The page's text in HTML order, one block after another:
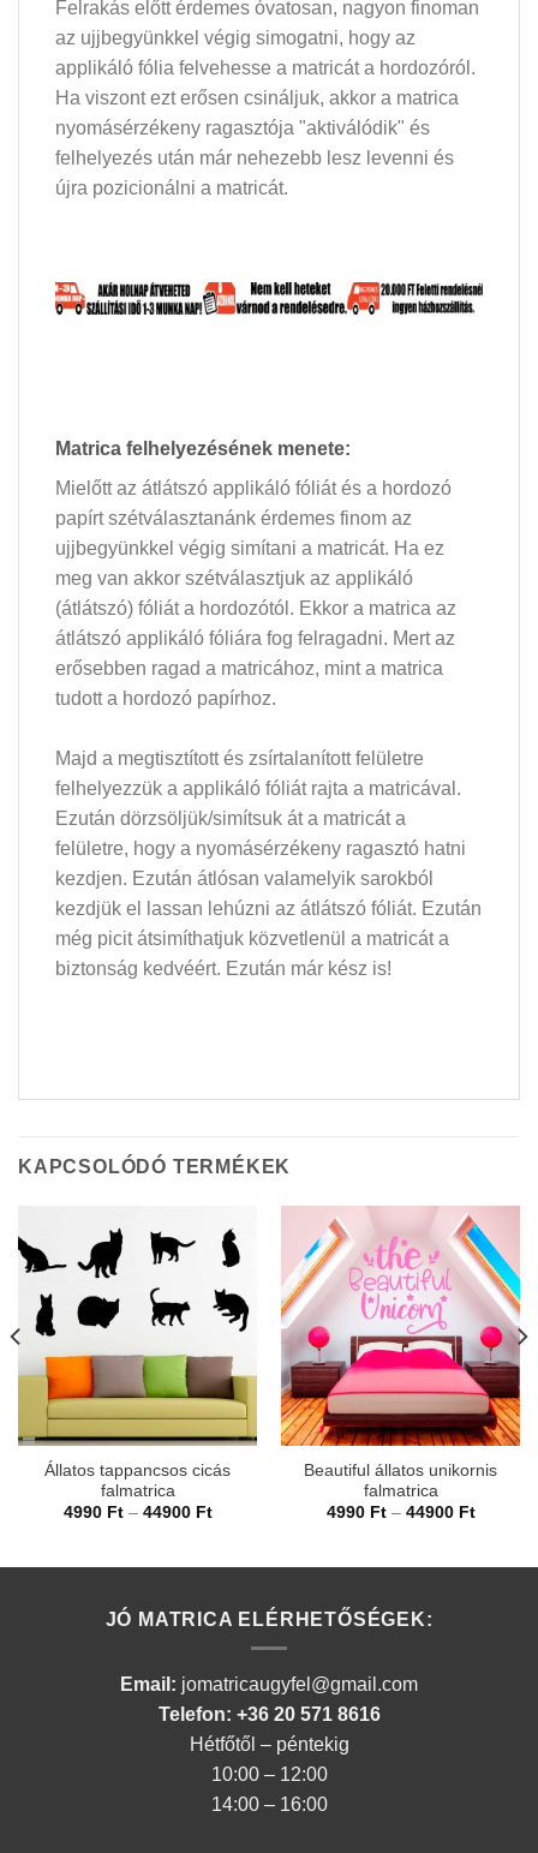
Felrakás előtt érdemes óvatosan, nagyon finoman
az ujjbegyünkkel végig simogatni, hogy az
applikáló fólia felvehesse a matricát a hordozóról.
Ha viszont ezt erősen csináljuk, akkor a matrica
nyomásérzékeny ragasztója "aktiválódik" és
felhelyezés után már nehezebb lesz levenni és
újra pozicionálni a matricát.
Matrica felhelyezésének menete:
Mielőtt az átlátszó applikáló fóliát és a hordozó
papírt szétválasztanánk érdemes finom az
ujjbegyünkkel végig simítani a matricát. Ha ez
meg van akkor szétválasztjuk az applikáló
(átlátszó) fóliát a hordozótól. Ekkor a matrica az
átlátszó applikáló fóliára fog felragadni. Mert az
erősebben ragad a matricához, mint a matrica
tudott a hordozó papírhoz.
Majd a megtisztított és zsírtalanított felületre
felhelyezzük a applikáló fóliát rajta a matricával.
Ezután dörzsöljük/simítsuk át a matricát a
felületre, hogy a nyomásérzékeny ragasztó hatni
kezdjen. Ezután átlósan valamelyik sarokból
kezdjük el lassan lehúzni az átlátszó fóliát. Ezután
még picit átsimíthatjuk közvetlenül a matricát a
biztonság kedvéért. Ezután már kész is!
KAPCSOLÓDÓ TERMÉKEK
Állatos tappancsos cicás
falmatrica
4990 Ft – 44900 FtÁrtartomány:
Beautiful állatos unikornis
falmatrica
4990 Ft – 44900 Ft
JÓ MATRICA ELÉRHETŐSÉGEK:
Email: jomatricaugyfel@gmail.com
Telefon: +36 20 571 8616
Hétfőtől – péntekig
10:00 – 12:00
14:00 – 16:00